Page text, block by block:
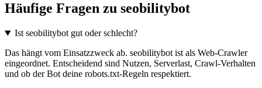
Häufige Fragen zu seobilitybot
Ist seobilitybot gut oder schlecht?
Das hängt vom Einsatzzweck ab. seobilitybot ist als Web-Crawler
eingeordnet. Entscheidend sind Nutzen, Serverlast, Crawl-Verhalten
und ob der Bot deine robots.txt-Regeln respektiert.